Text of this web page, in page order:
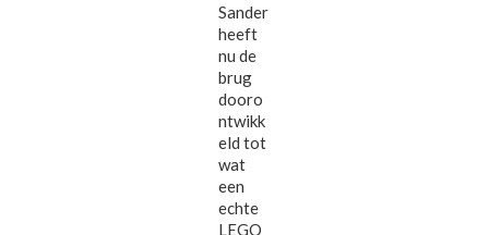
Sander
heeft
nu de
brug
dooro
ntwikk
eld tot
wat
een
echte
LEGO